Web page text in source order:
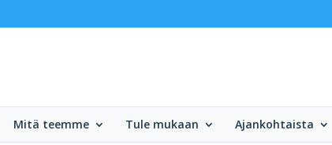
Mitä teemme Tule mukaan Ajankohtaista